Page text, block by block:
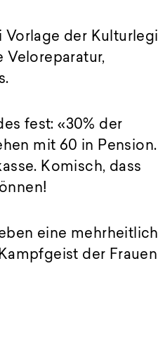
Vorlage der Kulturlegi
Veloreparatur,
fest: «30% der
mit 60 in Pension.
Komisch, dass
eine mehrheitlich
der Frauen